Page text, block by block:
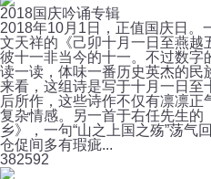
2018国庆吟诵专辑
2018年10月1日，正值国庆日。
文天祥的《己卯十月一日至燕越
彼十一非当今的十一。不过数字
读一读，体味一番历史英杰的民
来看，这组诗是写于十月一日至
后所作，这些诗作不仅有凛凛
复杂情感。另一首于右任先生的
乡》，一句“山之上国之殇”荡气
仓促间多有瑕疵...
382592